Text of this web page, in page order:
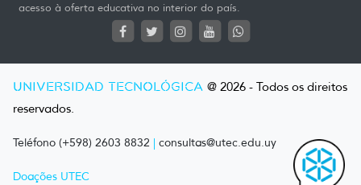
acesso à oferta educativa no interior do país.
UNIVERSIDAD TECNOLÓGICA @ 2026 - Todos os direitos
reservados.
Teléfono (+598) 2603 8832 | consultas@utec.edu.uy
Doações UTEC